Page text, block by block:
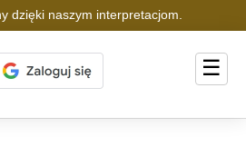
dzięki naszym interpretacjom.
☰